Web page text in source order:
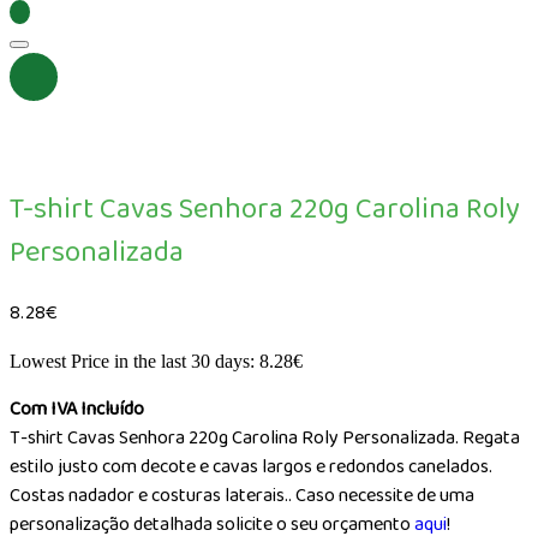
T-shirt Cavas Senhora 220g Carolina Roly
Personalizada
8.28€
Lowest Price in the last 30 days: 8.28€
Com IVA Incluído
T-shirt Cavas Senhora 220g Carolina Roly Personalizada. Regata
estilo justo com decote e cavas largos e redondos canelados.
Costas nadador e costuras laterais.. Caso necessite de uma
personalização detalhada solicite o seu orçamentoaqui!